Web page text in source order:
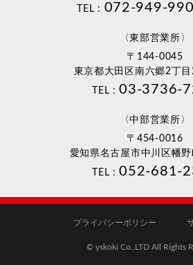
TEL : 072-949-
〈東部営業所〉
〒144-0045
東京都大田区南六郷2丁
TEL :03-3736-
〈中部営業所〉
〒454-0016
愛知県名古屋市中川区幡
TEL :052-681-
プライバシーポリシー
© yskoki Co.,LTD All Rights